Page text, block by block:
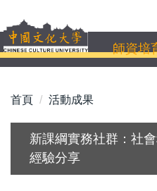
到
主
要
容
師資培
首頁 活動成果
新課綱實務社群：社
經驗分享